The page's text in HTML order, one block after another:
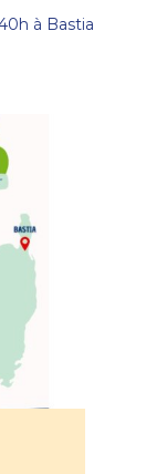
à Bastia